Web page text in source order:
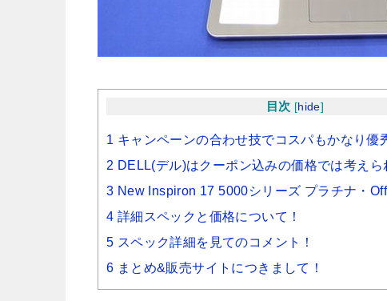
目次 [hide]
1 キャンペーンの合わせ技でコスパもかなり優
2 DELL(デル)はクーポン込みの価格では考えら
3 New Inspiron 17 5000シリーズ プラチナ・
4 詳細スペックと価格について！
5 スペック詳細を見てのコメント！
6 まとめ&販売サイトにつきまして！